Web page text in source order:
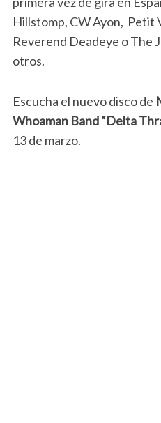
Hillstomp, CW Ayon, Petit
Reverend Deadeye o The
otros.
Escucha el nuevo disco de
Whoaman Band “Delta
13 de marzo.